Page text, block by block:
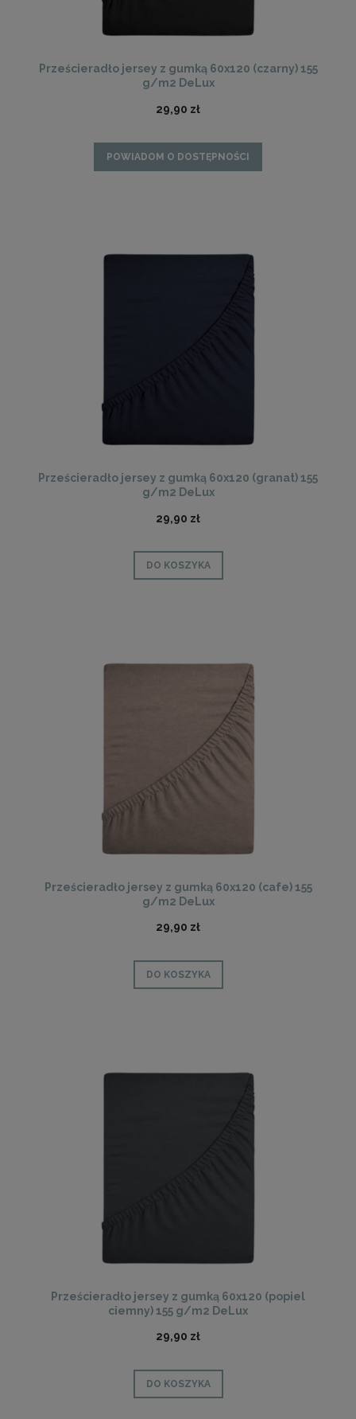
Prześcieradło jersey z gumką 60x120 (czarny) 155
g/m2 DeLux
29,90 zł
POWIADOM O DOSTĘPNOŚCI
Prześcieradło jersey z gumką 60x120 (granat) 155
g/m2 DeLux
29,90 zł
DO KOSZYKA
Prześcieradło jersey z gumką 60x120 (cafe) 155
g/m2 DeLux
29,90 zł
DO KOSZYKA
Prześcieradło jersey z gumką 60x120 (popiel
ciemny) 155 g/m2 DeLux
29,90 zł
DO KOSZYKA